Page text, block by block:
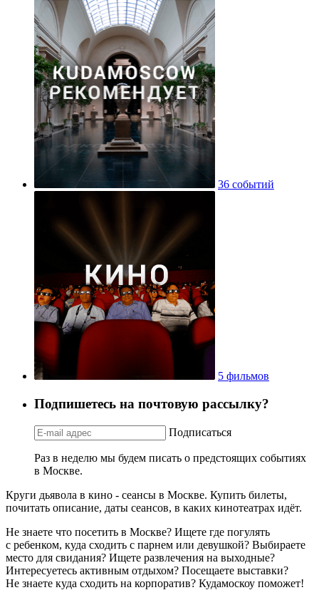
36 событий
5 фильмов
Подпишетесь на почтовую рассылку?
Подписаться
Раз в неделю мы будем писать о предстоящих событиях
в Москве.
Круги дьявола в кино - сеансы в Москве. Купить билеты,
почитать описание, даты сеансов, в каких кинотеатрах идёт.
Не знаете что посетить в Москве? Ищете где погулять
с ребенком, куда сходить с парнем или девушкой? Выбираете
место для свидания? Ищете развлечения на выходные?
Интересуетесь активным отдыхом? Посещаете выставки?
Не знаете куда сходить на корпоратив? Кудамоскоу поможет!